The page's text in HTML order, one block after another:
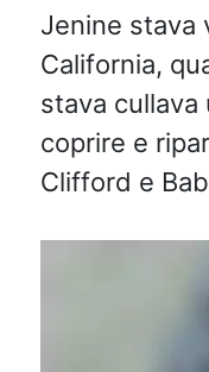
Jenine stava
California,
stava cullava
coprire e
Clifford e